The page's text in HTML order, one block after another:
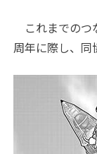
これまでのつ
周年に際し、同